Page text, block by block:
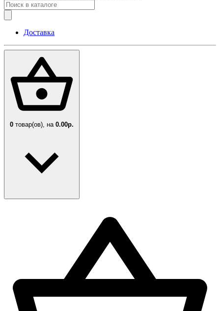
Доставка
0 товар(ов), на 0.00р.